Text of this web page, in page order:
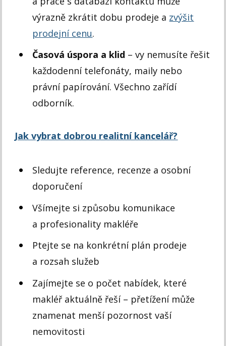
výrazně zkrátit dobu prodeje a zvýšit
prodejní cenu.
Časová úspora a klid – vy nemusíte řešit
každodenní telefonáty, maily nebo
právní papírování. Všechno zařídí
odborník.
Jak vybrat dobrou realitní kancelář?
Sledujte reference, recenze a osobní
doporučení
Všímejte si způsobu komunikace
a profesionality makléře
Ptejte se na konkrétní plán prodeje
a rozsah služeb
Zajímejte se o počet nabídek, které
makléř aktuálně řeší – přetížení může
znamenat menší pozornost vaší
nemovitosti